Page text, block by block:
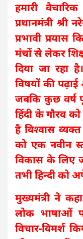
हमारी
प्रधानमंत्री श्री
प्रभावी
मंचों से लेकर
दिया जा रहा
विषयों की पढ़ाई
जबकि कुछ वर्ष
हिंदी के गौरव
है विश्वास व्यक्त
को एक नवीन
विकास के लिए
तभी हिन्दी को
मुख्यमंत्री ने
लोक भाषाओं
विचार-विमर्श